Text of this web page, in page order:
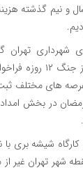
تهران
رمضان در بخش
به گفته گودرزی، ۲۸ کارگاه
و بیش از ۵۰۴ نقطه شهر